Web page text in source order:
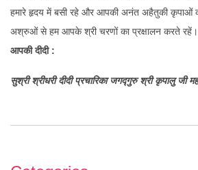
हमारे हृदय में बसी रहे और आपकी अनंत अहैतुकी कृपाओं
अश्रुओं से हम आपके श्री चरणों का प्रक्षालन करते रहें।
आपकी दीदी :
सुश्री श्रीधरी दीदी प्रचारिका जगद्गुरु श्री कृपालु जी